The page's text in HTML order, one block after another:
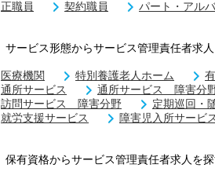
正職員 契約職員 パート・アル
サービス形態からサービス管理責任者求
医療機関 特別養護老人ホーム
通所サービス
通所サービス 障害分
訪問サービス 障害分野
定期巡回・
就労支援サービス
障害児入所サービ
保有資格からサービス管理責任者求人を